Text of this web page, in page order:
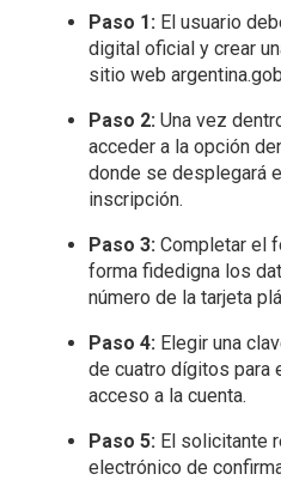
Paso 1: El usuario
digital oficial y crear
sitio web
Paso 2: Una vez
acceder a la opción
donde se desplegará
inscripción.
Paso 3: Completar el
forma fidedigna los
número de la tarjeta
Paso 4: Elegir una
de cuatro dígitos para
acceso a la cuenta.
Paso 5: El solicitante
electrónico de